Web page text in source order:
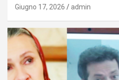
Giugno 17, 2026 admin